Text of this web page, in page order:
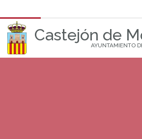
Castejón de
AYUNTAMIENTO